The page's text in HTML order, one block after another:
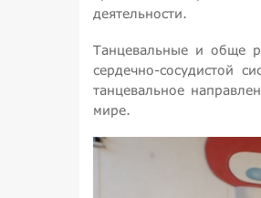
деятельности.
Танцевальные и обще
сердечно-сосудистой
танцевальное
мире.